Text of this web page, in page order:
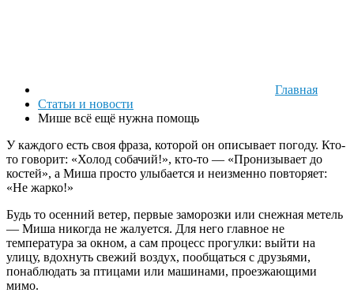
Главная
Статьи и новости
Мише всё ещё нужна помощь
У каждого есть своя фраза, которой он описывает погоду. Кто-
то говорит: «Холод собачий!», кто-то — «Пронизывает до
костей», а Миша просто улыбается и неизменно повторяет:
«Не жарко!»
Будь то осенний ветер, первые заморозки или снежная метель
— Миша никогда не жалуется. Для него главное не
температура за окном, а сам процесс прогулки: выйти на
улицу, вдохнуть свежий воздух, пообщаться с друзьями,
понаблюдать за птицами или машинами, проезжающими
мимо.